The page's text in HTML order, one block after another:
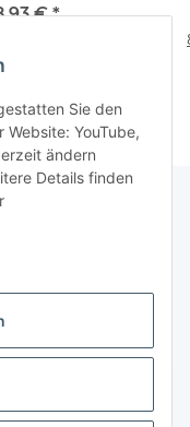
Sie den
YouTube,
ändern
Details finden
€*